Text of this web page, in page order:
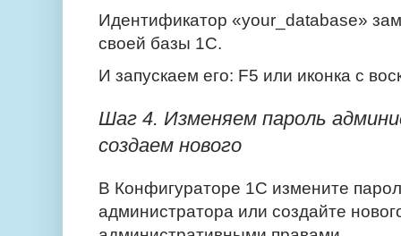
Идентификатор «your_database»
своей базы 1С.
И запускаем его: F5 или иконка с
Шаг 4. Изменяем пароль
создаем нового
В Конфигураторе 1С измените
администратора или создайте